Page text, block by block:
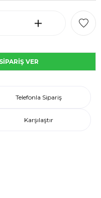
VER
Telefonla Sipariş
Karşılaştır